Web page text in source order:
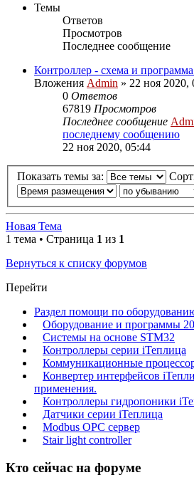
Темы
Ответов
Просмотров
Последнее сообщение
Контроллер - схема и
Вложения Admin » 22 ноя 2020,
0 Ответов
67819 Просмотров
Последнее сообщение
последнему сообщению
22 ноя 2020, 05:44
Показать темы за:
Новая Тема
1 тема • Страница 1 из 1
Вернуться к списку форумов
Перейти
Раздел помощи по
Оборудование и программы
Системы на основе STM32
Контроллеры серии iТеплица
Коммуникационные
Конвертер интерфейсов
применения.
Контроллеры гидропоники
Датчики серии iТеплица
Modbus OPC сервер
Stair light controller
Кто сейчас на форуме